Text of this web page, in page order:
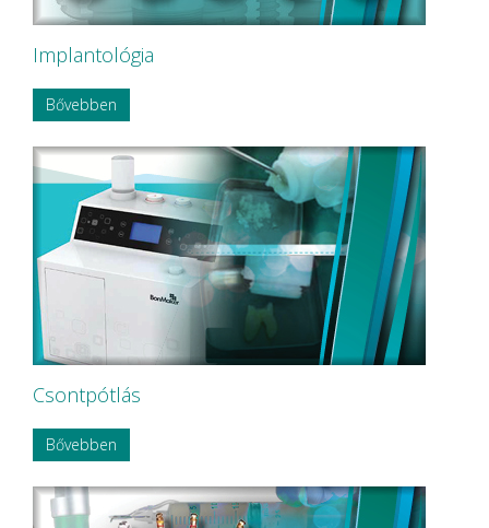
Implantológia
Bővebben
Csontpótlás
Bővebben